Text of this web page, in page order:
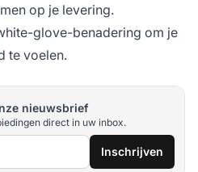
op je levering.
glove-benadering om je
te voelen.
nieuwsbrief
direct in uw inbox.
Inschrijven